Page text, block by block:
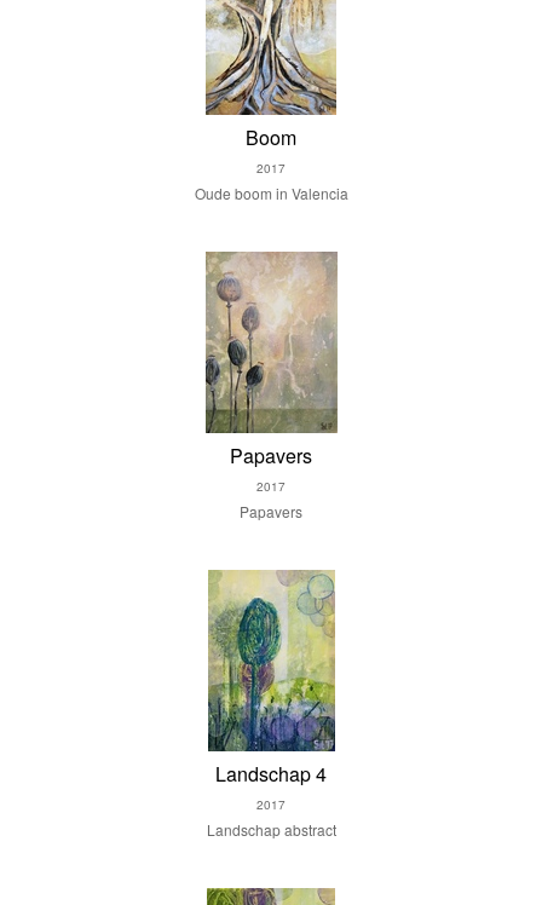
Boom
2017
Oude boom in Valencia
Papavers
2017
Papavers
Landschap 4
2017
Landschap abstract